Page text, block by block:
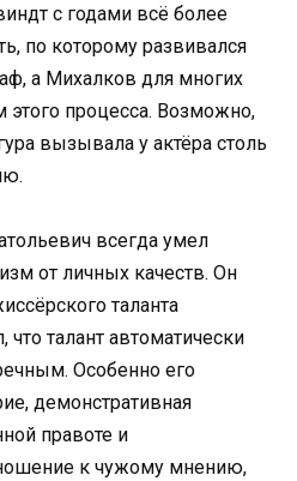
с годами всё более
по которому развивался
а Михалков для многих
процесса. Возможно,
вызывала у актёра столь
всегда умел
от личных качеств. Он
таланта
что талант автоматически
Особенно его
демонстративная
правоте и
к чужому мнению,